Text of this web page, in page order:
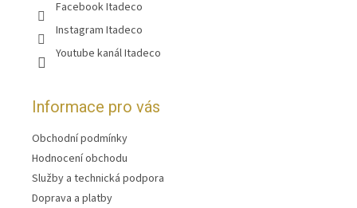
Facebook Itadeco
Instagram Itadeco
Youtube kanál Itadeco
Informace pro vás
Obchodní podmínky
Hodnocení obchodu
Služby a technická podpora
Doprava a platby